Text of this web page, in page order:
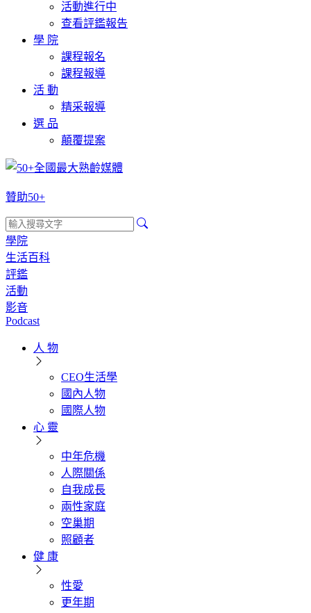
活動進行中
查看評鑑報告
學 院
課程報名
課程報導
活 動
精采報導
選 品
顛覆提案
贊助50+
學院
生活百科
評鑑
活動
影音
Podcast
人 物
CEO生活學
國內人物
國際人物
心 靈
中年危機
人際關係
自我成長
兩性家庭
空巢期
照顧者
健 康
性愛
更年期